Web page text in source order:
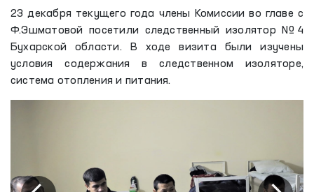
23 декабря текущего года члены Комиссии во главе с
Ф.Эшматовой посетили следственный изолятор №4
Бухарской области. В ходе визита были изучены
условия содержания в следственном изоляторе,
система отопления и питания.